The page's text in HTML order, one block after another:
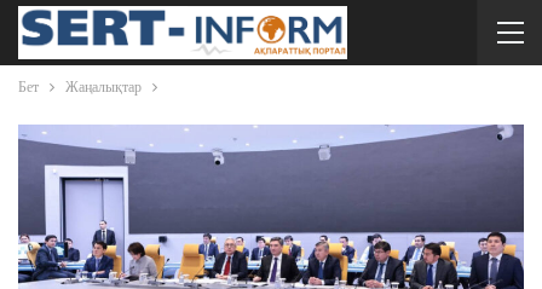
Бет Жаңалықтар